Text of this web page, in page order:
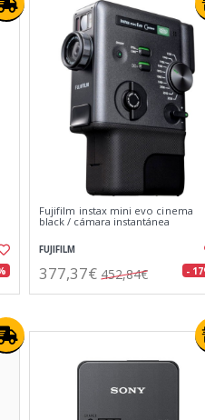
Fujifilm instax mini evo cinema
black / cámara instantánea
FUJIFILM
377,37€ 452,84€ -